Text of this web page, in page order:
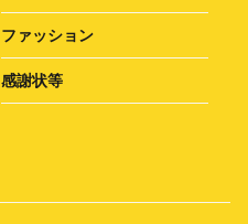
ファッション
感謝状等